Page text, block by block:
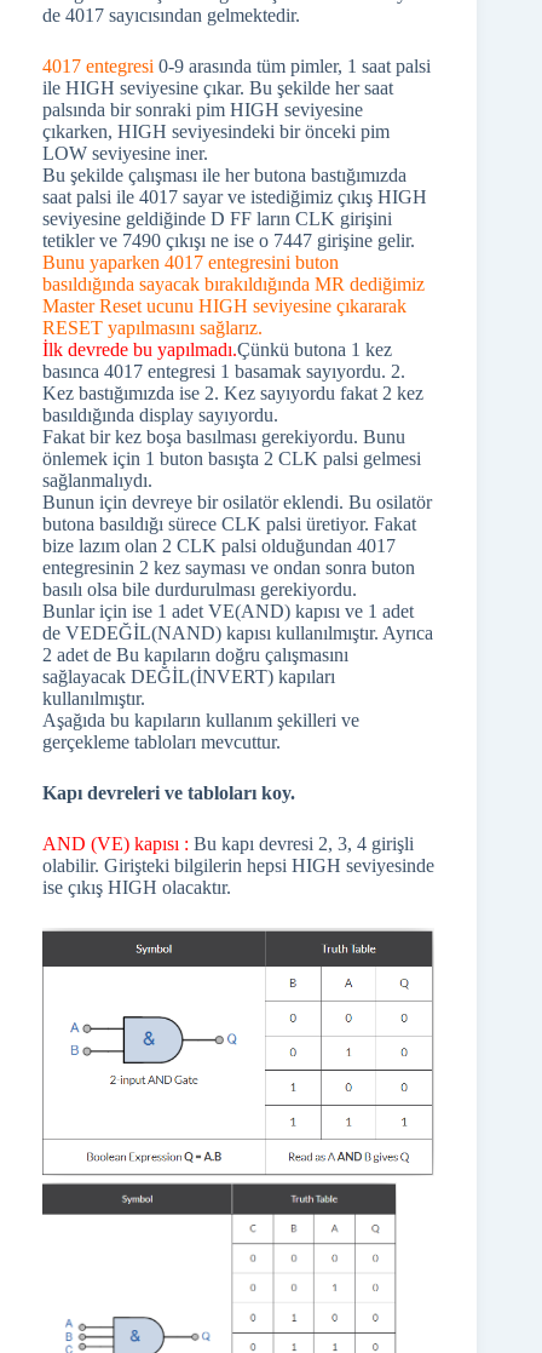
de 4017 sayıcısından gelmektedir.
4017 entegresi 0-9 arasında tüm pimler, 1 saat palsi
ile HIGH seviyesine çıkar. Bu şekilde her saat
palsında bir sonraki pim HIGH seviyesine
çıkarken, HIGH seviyesindeki bir önceki pim
LOW seviyesine iner.
Bu şekilde çalışması ile her butona bastığımızda
saat palsi ile 4017 sayar ve istediğimiz çıkış HIGH
seviyesine geldiğinde D FF ların CLK girişini
tetikler ve 7490 çıkışı ne ise o 7447 girişine gelir.
Bunu yaparken 4017 entegresini buton
basıldığında sayacak bırakıldığında MR dediğimiz
Master Reset ucunu HIGH seviyesine çıkararak
RESET yapılmasını sağlarız.
İlk devrede bu yapılmadı.Çünkü butona 1 kez
basınca 4017 entegresi 1 basamak sayıyordu. 2.
Kez bastığımızda ise 2. Kez sayıyordu fakat 2 kez
basıldığında display sayıyordu.
Fakat bir kez boşa basılması gerekiyordu. Bunu
önlemek için 1 buton basışta 2 CLK palsi gelmesi
sağlanmalıydı.
Bunun için devreye bir osilatör eklendi. Bu osilatör
butona basıldığı sürece CLK palsi üretiyor. Fakat
bize lazım olan 2 CLK palsi olduğundan 4017
entegresinin 2 kez sayması ve ondan sonra buton
basılı olsa bile durdurulması gerekiyordu.
Bunlar için ise 1 adet VE(AND) kapısı ve 1 adet
de VEDEĞİL(NAND) kapısı kullanılmıştır. Ayrıca
2 adet de Bu kapıların doğru çalışmasını
sağlayacak DEĞİL(İNVERT) kapıları
kullanılmıştır.
Aşağıda bu kapıların kullanım şekilleri ve
gerçekleme tabloları mevcuttur.
Kapı devreleri ve tabloları koy.
AND (VE) kapısı : Bu kapı devresi 2, 3, 4 girişli
olabilir. Girişteki bilgilerin hepsi HIGH seviyesinde
ise çıkış HIGH olacaktır.